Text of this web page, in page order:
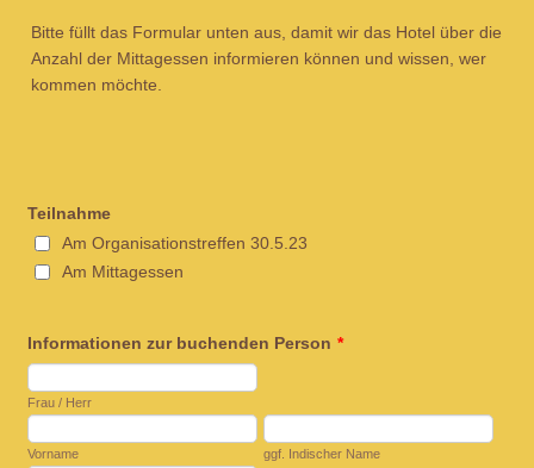
Bitte füllt das Formular unten aus, damit wir das Hotel über die
Anzahl der Mittagessen informieren können und wissen, wer
kommen möchte.
Teilnahme
Am Organisationstreffen 30.5.23
Am Mittagessen
Informationen zur buchenden Person *
Frau / Herr
Vorname ggf. Indischer Name